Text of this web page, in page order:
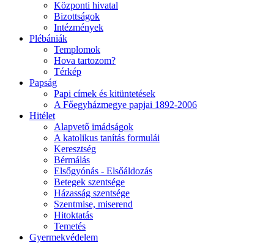
Központi hivatal
Bizottságok
Intézmények
Plébániák
Templomok
Hova tartozom?
Térkép
Papság
Papi címek és kitüntetések
A Főegyházmegye papjai 1892-2006
Hitélet
Alapvető imádságok
A katolikus tanítás formulái
Keresztség
Bérmálás
Elsőgyónás - Elsőáldozás
Betegek szentsége
Házasság szentsége
Szentmise, miserend
Hitoktatás
Temetés
Gyermekvédelem